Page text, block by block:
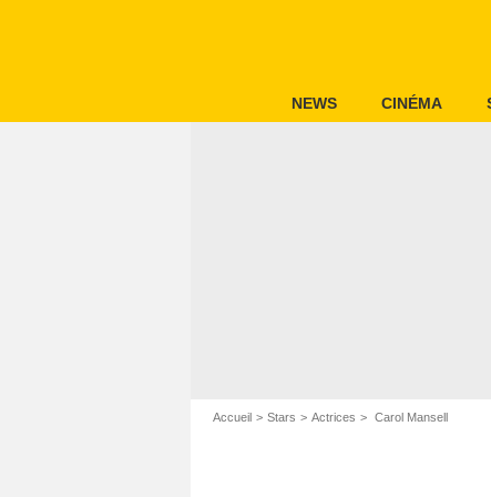
NEWS CINÉMA
Accueil Stars Actrices Carol Mansell